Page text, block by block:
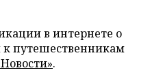
в интернете о
путешественникам
.